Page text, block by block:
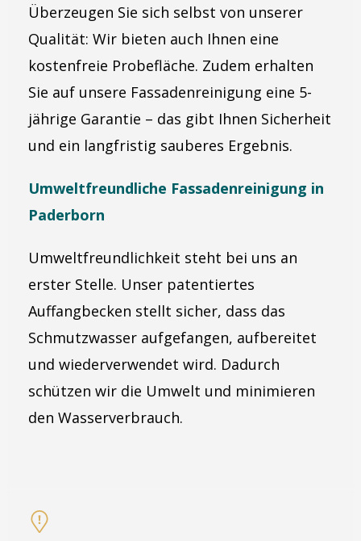
Überzeugen Sie sich selbst von unserer
Qualität: Wir bieten auch Ihnen eine
kostenfreie Probefläche. Zudem erhalten
Sie auf unsere Fassadenreinigung eine 5-
jährige Garantie – das gibt Ihnen Sicherheit
und ein langfristig sauberes Ergebnis.
Umweltfreundliche Fassadenreinigung in
Paderborn
Umweltfreundlichkeit steht bei uns an
erster Stelle. Unser patentiertes
Auffangbecken stellt sicher, dass das
Schmutzwasser aufgefangen, aufbereitet
und wiederverwendet wird. Dadurch
schützen wir die Umwelt und minimieren
den Wasserverbrauch.